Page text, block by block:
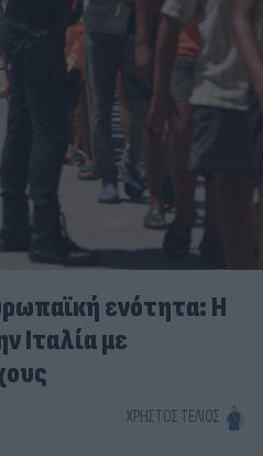
ενότητα: Η
Ιταλία με
ΧΡΉΣΤΟΣ ΤΈΛΙΟΣ